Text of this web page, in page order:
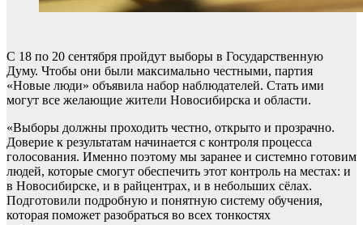
С 18 по 20 сентября пройдут выборы в Государственную
Думу. Чтобы они были максимально честными, партия
«Новые люди» объявила набор наблюдателей. Стать ими
могут все желающие жители Новосибирска и области.
«Выборы должны проходить честно, открыто и прозрачно.
Доверие к результатам начинается с контроля процесса
голосования. Именно поэтому мы заранее и системно готовим
людей, которые смогут обеспечить этот контроль на местах: и
в Новосибирске, и в райцентрах, и в небольших сёлах.
Подготовили подробную и понятную систему обучения,
которая поможет разобраться во всех тонкостях